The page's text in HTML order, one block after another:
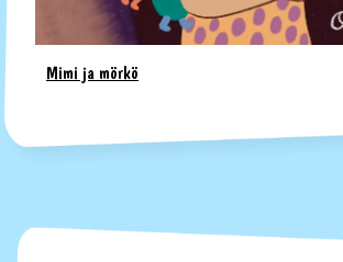
Mimi ja mörkö